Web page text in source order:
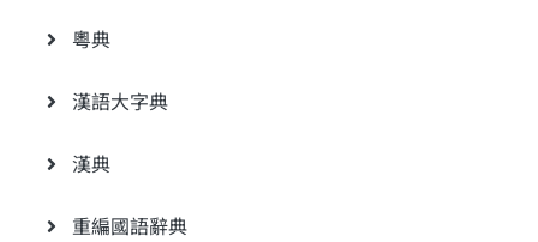
粵典
漢語大字典
漢典
重編國語辭典